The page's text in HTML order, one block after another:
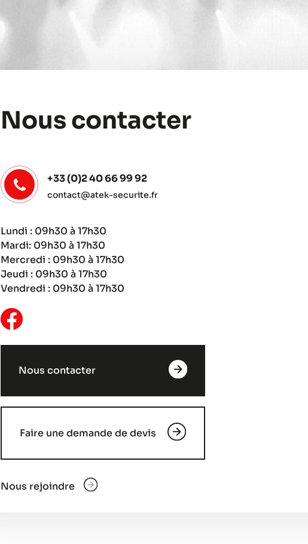
Nous contacter
+33 (0)2 40 66 99 92
contact@atek-securite.fr
Lundi : 09h30 à 17h30
Mardi: 09h30 à 17h30
Mercredi : 09h30 à 17h30
Jeudi : 09h30 à 17h30
Vendredi : 09h30 à 17h30
Nous contacter
Faire une demande de devis
Nous rejoindre